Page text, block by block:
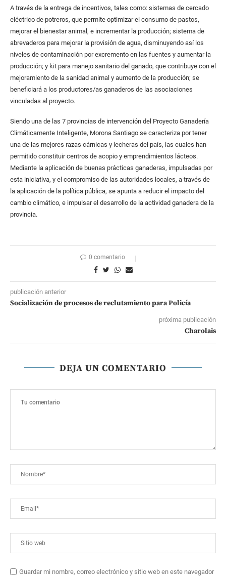
A través de la entrega de incentivos, tales como: sistemas de cercado
eléctrico de potreros, que permite optimizar el consumo de pastos,
mejorar el bienestar animal, e incrementar la producción; sistema de
abrevaderos para mejorar la provisión de agua, disminuyendo así los
niveles de contaminación por excremento en las fuentes y aumentar la
producción; y kit para manejo sanitario del ganado, que contribuye con el
mejoramiento de la sanidad animal y aumento de la producción; se
beneficiará a los productores/as ganaderos de las asociaciones
vinculadas al proyecto.
Siendo una de las 7 provincias de intervención del Proyecto Ganadería
Climáticamente Inteligente, Morona Santiago se caracteriza por tener
una de las mejores razas cárnicas y lecheras del país, las cuales han
permitido constituir centros de acopio y emprendimientos lácteos.
Mediante la aplicación de buenas prácticas ganaderas, impulsadas por
esta iniciativa, y el compromiso de las autoridades locales, a través de
la aplicación de la política pública, se apunta a reducir el impacto del
cambio climático, e impulsar el desarrollo de la actividad ganadera de la
provincia.
0 comentario
publicación anterior
Socialización de procesos de reclutamiento para Policía
próxima publicación
Charolais
DEJA UN COMENTARIO
Guardar mi nombre, correo electrónico y sitio web en este navegador